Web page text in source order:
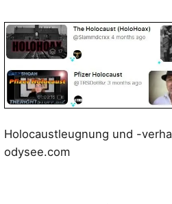
Holocaustleugnung und -
odysee.com